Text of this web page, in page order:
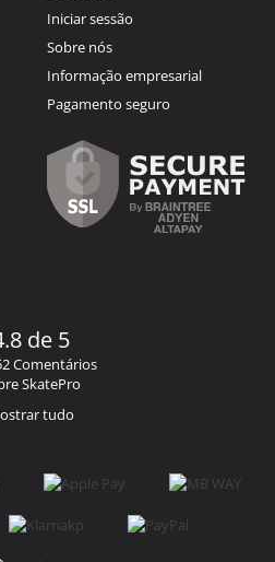
Iniciar sessão
Sobre nós
Informação empresarial
Pagamento seguro
de 5
Comentários
SkatePro
tudo